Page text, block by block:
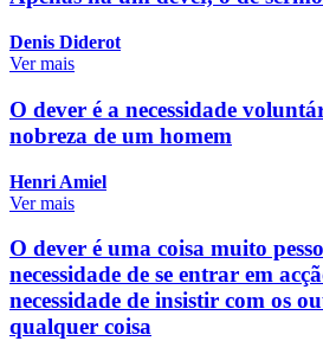
Denis Diderot
Ver mais
O dever é a necessidade
nobreza de um homem
Henri Amiel
Ver mais
O dever é uma coisa muito
necessidade de se entrar em
necessidade de insistir com os
qualquer coisa